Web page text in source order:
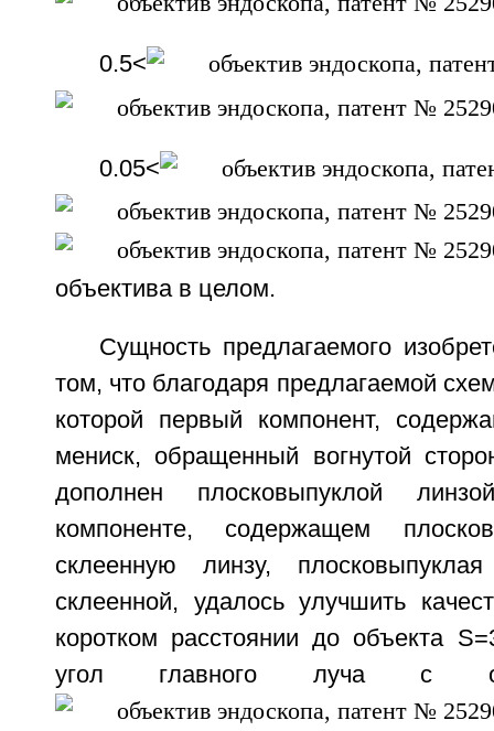
0.5<
0.05<
объектива в целом.
Сущность предлагаемого
том, что благодаря предлагаемой
которой первый компонент,
мениск, обращенный вогнутой
дополнен плосковыпуклой
компоненте, содержащем
склеенную линзу,
склеенной, удалось улучшить
коротком расстоянии до объекта
угол главного луча с